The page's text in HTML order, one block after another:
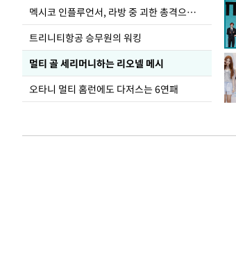
멕시코 인플루언서, 라방 중 괴한 총격으로 사망
트리니티항공 승무원의 워킹
멀티 골 세리머니하는 리오넬 메시
오타니 멀티 홈런에도 다저스는 6연패